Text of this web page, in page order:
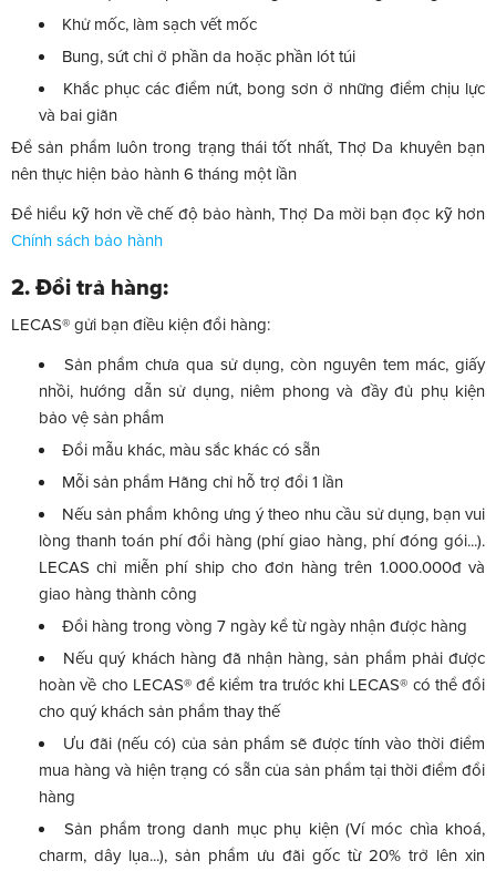
Khử mốc, làm sạch vết mốc
Bung, sứt chỉ ở phần da hoặc phần lót túi
Khắc phục các điểm nứt, bong sơn ở những điểm chịu lực
và bai giãn
Để sản phẩm luôn trong trạng thái tốt nhất, Thợ Da khuyên bạn
nên thực hiện bảo hành 6 tháng một lần
Để hiểu kỹ hơn về chế độ bảo hành, Thợ Da mời bạn đọc kỹ hơn
Chính sách bảo hành
2. Đổi trả hàng:
LECAS® gửi bạn điều kiện đổi hàng:
Sản phẩm chưa qua sử dụng, còn nguyên tem mác, giấy
nhồi, hướng dẫn sử dụng, niêm phong và đầy đủ phụ kiện
bảo vệ sản phẩm
Đổi mẫu khác, màu sắc khác có sẵn
Mỗi sản phẩm Hãng chỉ hỗ trợ đổi 1 lần
Nếu sản phẩm không ưng ý theo nhu cầu sử dụng, bạn vui
lòng thanh toán phí đổi hàng (phí giao hàng, phí đóng gói...).
LECAS chỉ miễn phí ship cho đơn hàng trên 1.000.000đ và
giao hàng thành công
Đổi hàng trong vòng 7 ngày kể từ ngày nhận được hàng
Nếu quý khách hàng đã nhận hàng, sản phẩm phải được
hoàn về cho LECAS® để kiểm tra trước khi LECAS® có thể đổi
cho quý khách sản phẩm thay thế
Ưu đãi (nếu có) của sản phẩm sẽ được tính vào thời điểm
mua hàng và hiện trạng có sẵn của sản phẩm tại thời điểm đổi
hàng
Sản phẩm trong danh mục phụ kiện (Ví móc chìa khoá,
charm, dây lụa...), sản phẩm ưu đãi gốc từ 20% trở lên xin